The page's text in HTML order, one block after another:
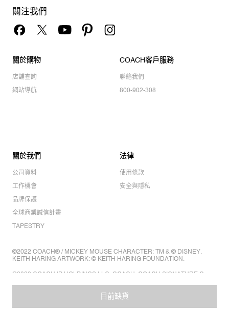
目前缺貨
關注我們
關於購物
店舖查詢
網站導航
COACH客戶服務
聯絡我們
800-902-308
關於我們
公司資料
工作機會
品牌保護
全球商業誠信計畫
TAPESTRY
法律
使用條款
安全與隱私
©2022 COACH® / MICKEY MOUSE CHARACTER: TM & © DISNEY.
KEITH HARING ARTWORK: © KEITH HARING FOUNDATION.
©2022 COACH IP HOLDINGS LLC. COACH, COACH SIGNATURE C